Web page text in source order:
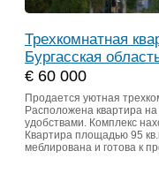
Трехкомнатная
Бургасская
€ 60 000
Продается уютная
Расположена квартира
удобствами. Комплекс
Квартира площадью 95
меблирована и готова к